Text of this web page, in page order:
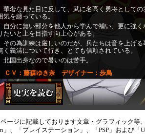
華奢な見た目に反して、武に名高く勇将としての
気を纏っている。
自分に無い部分を他人から学んで補い、更に強く
たいと上を目指す向上心がある。
その為訓練は厳しいのだが、兵たちは音を上げる
く義清について行き、とても信頼されている。
北国出身なので暑いのは苦手。
ＣＶ：藤森ゆき奈 デザイナー：歩鳥
再び武田と戦い、永禄4年（1561年）第4
次川中島の戦いにおいて、信玄の弟・武
田信繁を討ち取ったとされる。しかし、
遂に本領回復は果たせず、元亀4年（1573
年）1月1日、越後根知城で病死した。義
清は長槍による槍衾戦法を得意とし、槍
戦術の創始者の一人に数えられている。
ージに記載しております文章・グラフィック
」、「プレイステーション」、「PSP」および